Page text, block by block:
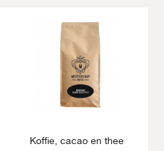
Koffie, cacao en thee